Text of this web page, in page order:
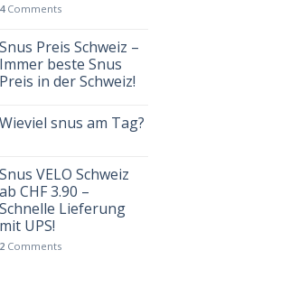
4Comments
Snus Preis Schweiz –
Immer beste Snus
Preis in der Schweiz!
Wieviel snus am Tag?
Snus VELO Schweiz
ab CHF 3.90 –
Schnelle Lieferung
mit UPS!
2Comments